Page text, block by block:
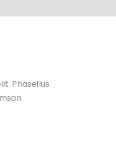
Phasellus